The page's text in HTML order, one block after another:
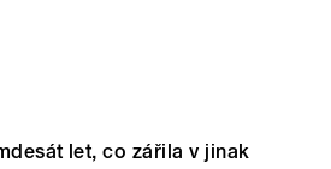
let, co zářila v jinak